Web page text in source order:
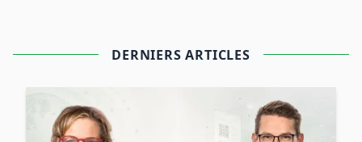
DERNIERS ARTICLES